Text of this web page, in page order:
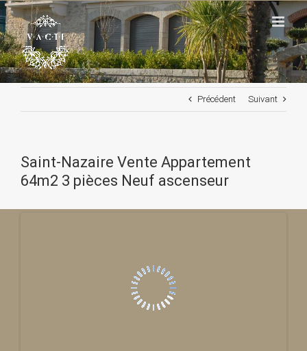
Passer
au
contenu
Précédent Suivant
Saint-Nazaire Vente Appartement
64m2 3 pièces Neuf ascenseur